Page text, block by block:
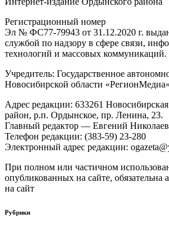
Регистрационный номер
Эл № ФС77-79943 от 31.12.2020 г.
службой по надзору в сфере связи,
технологий и массовых коммуникаций.
Учредитель: Государственное
Новосибирской области «РегионМедиа»
Адрес редакции: 633261
район, р.п. Ордынское, пр. Ленина, 23.
Главный редактор — Евгений
Телефон редакции: (383-59) 23-280
Электронный адрес редакции:
При полном или частичном
опубликованных на сайте, обязательна
на сайт
Рубрики